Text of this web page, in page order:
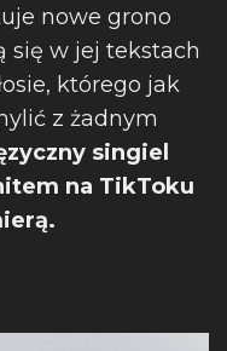
nowe grono
się w jej tekstach
którego jak
z żadnym
singiel
na TikToku